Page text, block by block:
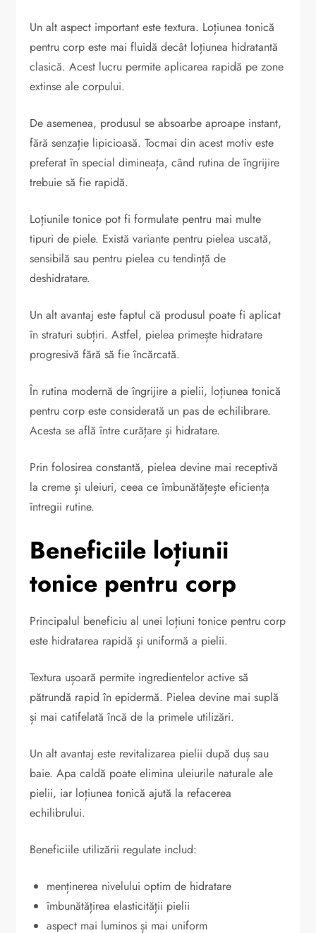
Un alt aspect important este textura. Loțiunea tonică
pentru corp este mai fluidă decât loțiunea hidratantă
clasică. Acest lucru permite aplicarea rapidă pe zone
extinse ale corpului.
De asemenea, produsul se absoarbe aproape instant,
fără senzație lipicioasă. Tocmai din acest motiv este
preferat în special dimineața, când rutina de îngrijire
trebuie să fie rapidă.
Loțiunile tonice pot fi formulate pentru mai multe
tipuri de piele. Există variante pentru pielea uscată,
sensibilă sau pentru pielea cu tendință de
deshidratare.
Un alt avantaj este faptul că produsul poate fi aplicat
în straturi subțiri. Astfel, pielea primește hidratare
progresivă fără să fie încărcată.
În rutina modernă de îngrijire a pielii, loțiunea tonică
pentru corp este considerată un pas de echilibrare.
Acesta se află între curățare și hidratare.
Prin folosirea constantă, pielea devine mai receptivă
la creme și uleiuri, ceea ce îmbunătățește eficiența
întregii rutine.
Beneficiile loțiunii
tonice pentru corp
Principalul beneficiu al unei loțiuni tonice pentru corp
este hidratarea rapidă și uniformă a pielii.
Textura ușoară permite ingredientelor active să
pătrundă rapid în epidermă. Pielea devine mai suplă
și mai catifelată încă de la primele utilizări.
Un alt avantaj este revitalizarea pielii după duș sau
baie. Apa caldă poate elimina uleiurile naturale ale
pielii, iar loțiunea tonică ajută la refacerea
echilibrului.
Beneficiile utilizării regulate includ:
menținerea nivelului optim de hidratare
îmbunătățirea elasticității pielii
aspect mai luminos și mai uniform